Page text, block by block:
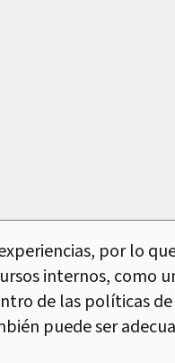
por lo
internos, como
de las políticas
puede ser